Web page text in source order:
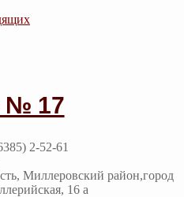
№ 17
2-52-61
Миллеровский район,город
16 а